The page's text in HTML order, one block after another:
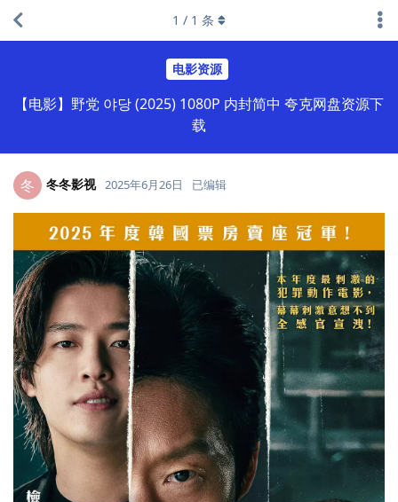
电影资源
【电影】野党 야당 (2025) 1080P 内封简中 夸克网盘资源下
载
1 / 1 条
冬 冬冬影视 2025年6月26日 已编辑